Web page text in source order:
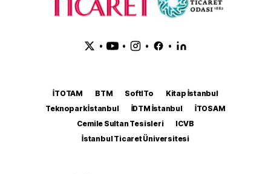
• • • •
İTOTAM BTM SoftITo
Kitap İstanbul
Teknopark İstanbul
İDTM İstanbul
İTOSAM
Cemile Sultan Tesisleri
ICVB
İstanbul Ticaret Üniversitesi